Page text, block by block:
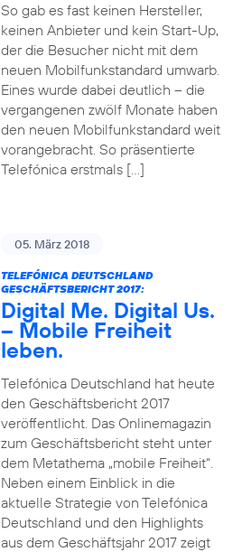
So gab es fast keinen Hersteller,
keinen Anbieter und kein Start-Up,
der die Besucher nicht mit dem
neuen Mobilfunkstandard umwarb.
Eines wurde dabei deutlich – die
vergangenen zwölf Monate haben
den neuen Mobilfunkstandard weit
vorangebracht. So präsentierte
Telefónica erstmals […]
05. März 2018
TELEFÓNICA DEUTSCHLAND
GESCHÄFTSBERICHT 2017:
Digital Me. Digital Us.
– Mobile Freiheit
leben.
Telefónica Deutschland hat heute
den Geschäftsbericht 2017
veröffentlicht. Das Onlinemagazin
zum Geschäftsbericht steht unter
dem Metathema „mobile Freiheit“.
Neben einem Einblick in die
aktuelle Strategie von Telefónica
Deutschland und den Highlights
aus dem Geschäftsjahr 2017 zeigt